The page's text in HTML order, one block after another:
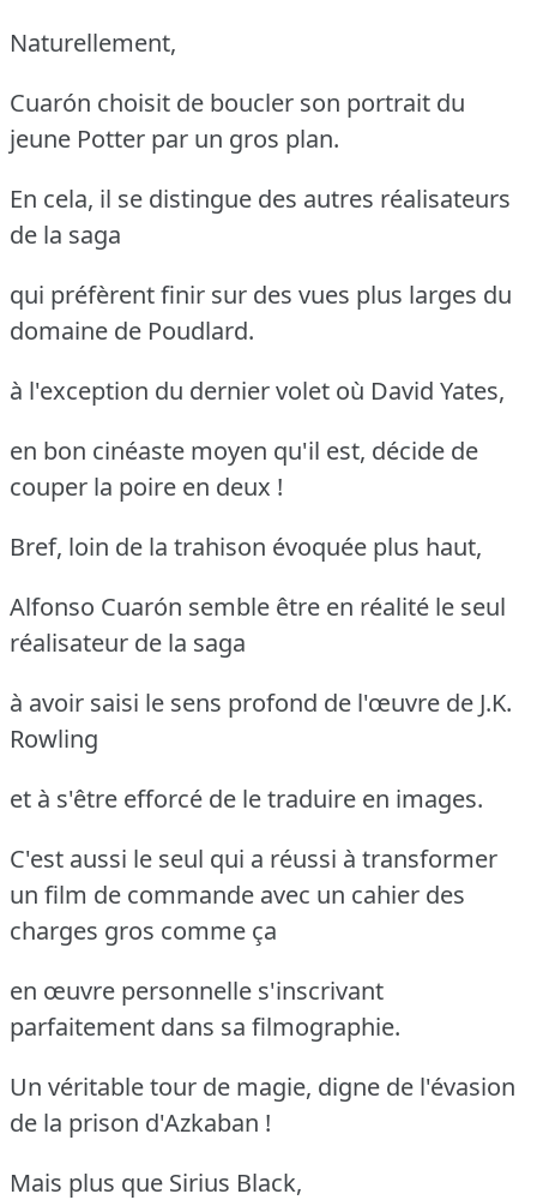
Naturellement,
Cuarón choisit de boucler son portrait du
jeune Potter par un gros plan.
En cela, il se distingue des autres réalisateurs
de la saga
qui préfèrent finir sur des vues plus larges du
domaine de Poudlard.
à l'exception du dernier volet où David Yates,
en bon cinéaste moyen qu'il est, décide de
couper la poire en deux !
Bref, loin de la trahison évoquée plus haut,
Alfonso Cuarón semble être en réalité le seul
réalisateur de la saga
à avoir saisi le sens profond de l'œuvre de J.K.
Rowling
et à s'être efforcé de le traduire en images.
C'est aussi le seul qui a réussi à transformer
un film de commande avec un cahier des
charges gros comme ça
en œuvre personnelle s'inscrivant
parfaitement dans sa filmographie.
Un véritable tour de magie, digne de l'évasion
de la prison d'Azkaban !
Mais plus que Sirius Black,